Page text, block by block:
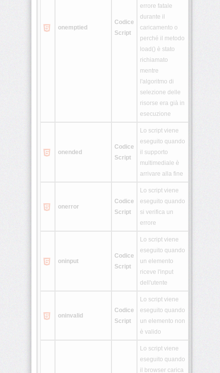
onemptied
Codice
Script
errore fatale
durante il
caricamento o
perché il metodo
load() è stato
richiamato
mentre
l'algoritmo di
selezione delle
risorse era già in
esecuzione
onended
Codice
Script
Lo script viene
eseguito quando
il supporto
multimediale è
arrivare alla fine
onerror
Codice
Script
Lo script viene
eseguito quando
si verifica un
errore
oninput
Codice
Script
Lo script viene
eseguito quando
un elemento
riceve l'input
dell'utente
oninvalid
Codice
Script
Lo script viene
eseguito quando
un elemento non
è valido
Lo script viene
eseguito quando
il browser carica